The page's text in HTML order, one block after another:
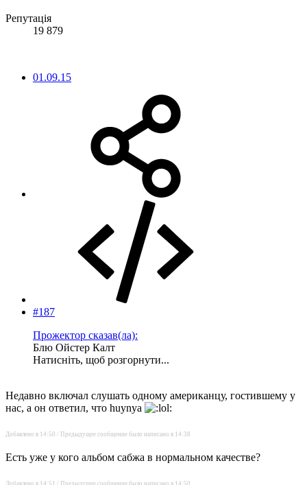
Репутація
19 879
01.09.15
#187
Прожектор сказав(ла):
Блю Ойстер Калт
Натисніть, щоб розгорнути...
Недавно включал слушать одному американцу, гостившему у
нас, а он ответил, что huynya
Добавлено в 14:50 / Предыдущее сообщение было написано в 14:38
Есть уже у кого альбом сабжа в нормальном качестве?
Добавлено в 14:51 / Предыдущее сообщение было написано в 14:50